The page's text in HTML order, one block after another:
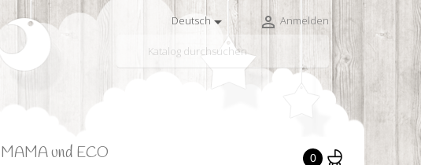
Deutsch  Anmelden

und ECO 0